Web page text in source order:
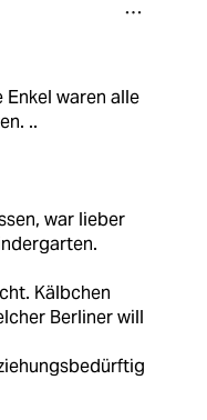
Enkel waren alle
..
war lieber
Kälbchen
Berliner will